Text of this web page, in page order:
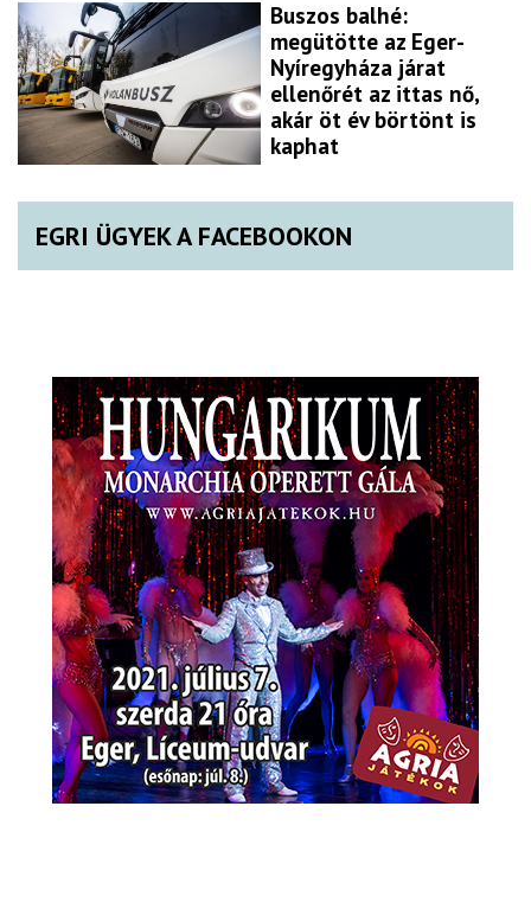
Buszos balhé:
megütötte az Eger-
Nyíregyháza járat
ellenőrét az ittas nő,
akár öt év börtönt is
kaphat
EGRI ÜGYEK A FACEBOOKON